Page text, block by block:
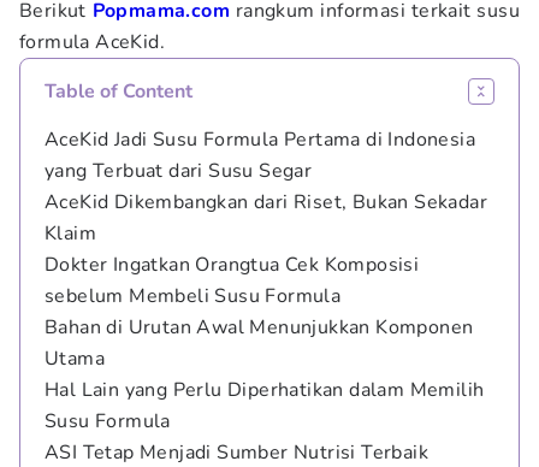
Berikut Popmama.com rangkum informasi terkait susu
formula AceKid.
Table of Content
AceKid Jadi Susu Formula Pertama di Indonesia
yang Terbuat dari Susu Segar
AceKid Dikembangkan dari Riset, Bukan Sekadar
Klaim
Dokter Ingatkan Orangtua Cek Komposisi
sebelum Membeli Susu Formula
Bahan di Urutan Awal Menunjukkan Komponen
Utama
Hal Lain yang Perlu Diperhatikan dalam Memilih
Susu Formula
ASI Tetap Menjadi Sumber Nutrisi Terbaik